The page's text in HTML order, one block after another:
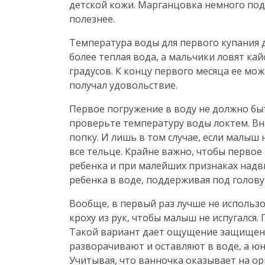
детской кожи. Марганцовка немного
полезнее.
Температура воды для первого
более теплая вода, а мальчики ловят
градусов. К концу первого месяца ее
получал удовольствие.
Первое погружение в воду не должно
проверьте температуру воды локтем.
попку. И лишь в том случае, если малыш
все тельце. Крайне важно, чтобы
ребенка и при малейших признаках
ребенка в воде, поддерживая под
Вообще, в первый раз лучше не
кроху из рук, чтобы малыш не
Такой вариант дает ощущение
разворачивают и оставляют в воде, а
Учитывая, что ванночка оказывает на